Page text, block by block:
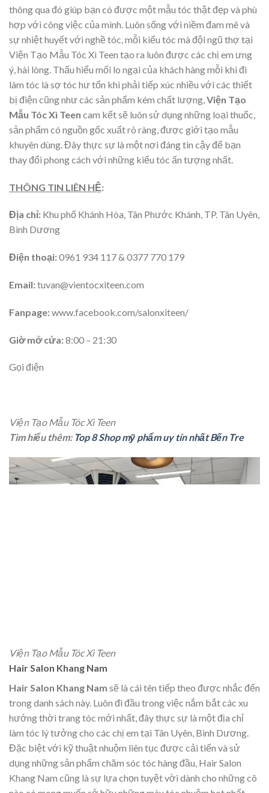
thông qua đó giúp bạn có được một mẫu tóc thật đẹp và phù
hợp với công việc của mình. Luôn sống với niềm đam mê và
sự nhiệt huyết với nghề tóc, mỗi kiểu tóc mà đội ngũ thợ tại
Viện Tạo Mẫu Tóc Xì Teen tạo ra luôn được các chị em ưng
ý, hài lòng. Thấu hiểu mối lo ngại của khách hàng mỗi khi đi
làm tóc là sợ tóc hư tổn khi phải tiếp xúc nhiều với các thiết
bị điện cũng như các sản phẩm kém chất lượng,Viện Tạo
Mẫu Tóc Xì Teen cam kết sẽ luôn sử dụng những loại thuốc,
sản phẩm có nguồn gốc xuất rõ ràng, được giới tạo mẫu
khuyên dùng. Đây thực sự là một nơi đáng tin cậy để bạn
thay đổi phong cách với những kiểu tóc ấn tượng nhất.
THÔNG TIN LIÊN HỆ:
Địa chỉ: Khu phố Khánh Hòa, Tân Phước Khánh, TP. Tân Uyên,
Bình Dương
Điện thoại:0961 934 117 ‬& 0377 770 179
Email:tuvan@vientocxiteen.com
Fanpage:www.facebook.com/salonxiteen/
Giờ mở cửa:8:00 – 21:30
Gọi điện
Viện Tạo Mẫu Tóc Xì Teen
Tìm hiểu thêm: Top 8 Shop mỹ phẩm uy tín nhất Bến Tre
Viện Tạo Mẫu Tóc Xì Teen
Hair Salon Khang Nam
Hair Salon Khang Nam sẽ là cái tên tiếp theo được nhắc đến
trong danh sách này. Luôn đi đầu trong việc nắm bắt các xu
hướng thời trang tóc mới nhất, đây thực sự là một địa chỉ
làm tóc lý tưởng cho các chị em tại Tân Uyên, Bình Dương.
Đặc biệt với kỹ thuật nhuộm liên tục được cải tiến và sử
dụng những sản phẩm chăm sóc tóc hàng đầu, Hair Salon
Khang Nam cũng là sự lựa chọn tuyệt vời dành cho những cô